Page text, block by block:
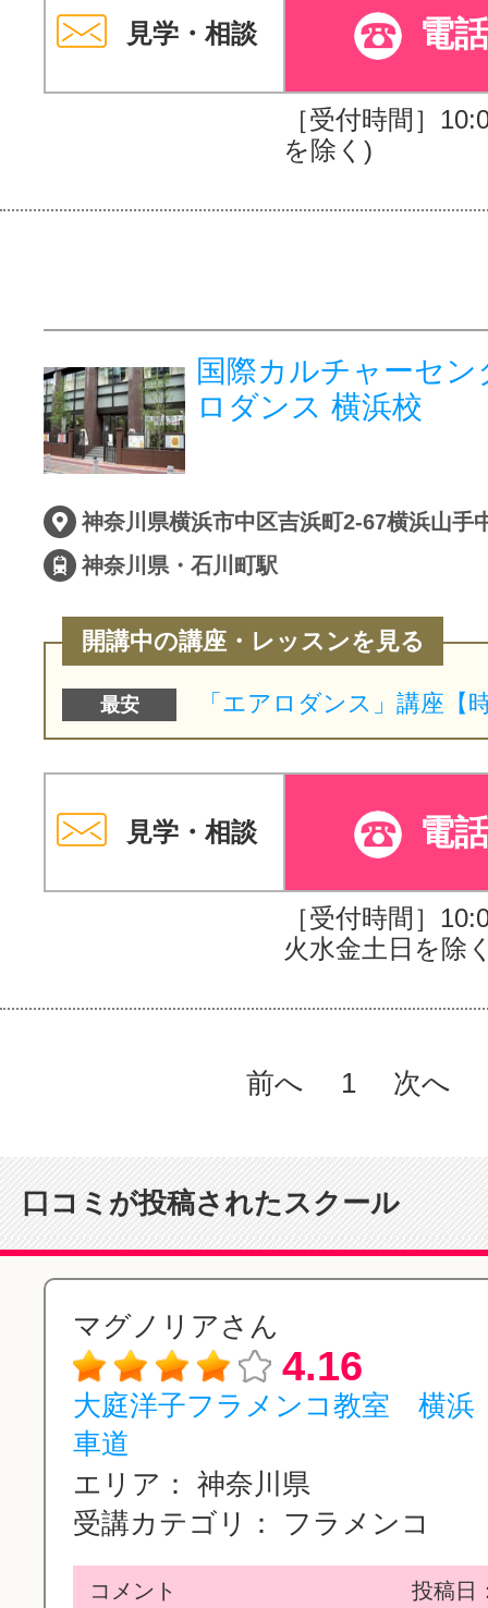
見学・相談 電
［受付時間］
を除く)
国際カルチャーセ
ロダンス 横浜校
神奈川県横浜市中区吉浜町2-67横浜山手
神奈川県・石川町駅
開講中の講座・レッスンを見る
最安
見学・相談 電
［受付時間］
火水金土日を除
前へ 1 次へ
口コミが投稿されたスクール
マグノリアさん
4.16
大庭洋子フラメンコ教室 横
車道
エリア： 神奈川県
受講カテゴリ：
フラメンコ
コメント 投稿日